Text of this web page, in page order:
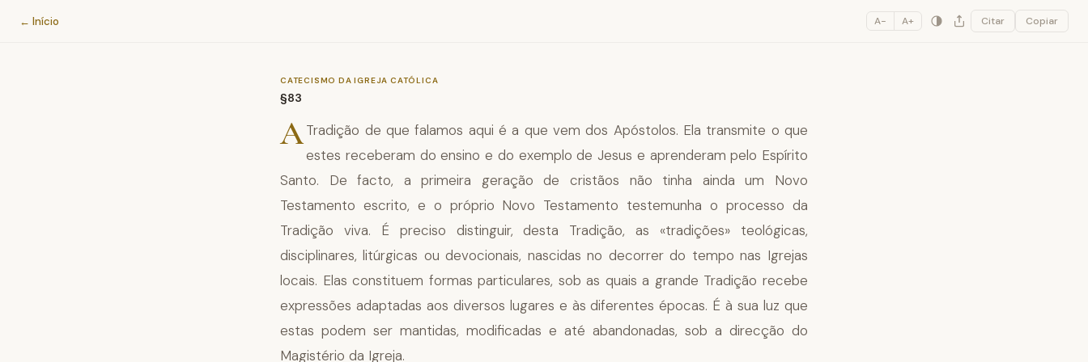
Catecismo da Igreja Católica
← Início A− A+ Citar Copiar
CATECISMO DA IGREJA CATÓLICA
§83
ATradição de que falamos aqui é a que vem dos Apóstolos. Ela transmite o que
estes receberam do ensino e do exemplo de Jesus e aprenderam pelo Espírito
Santo. De facto, a primeira geração de cristãos não tinha ainda um Novo
Testamento escrito, e o próprio Novo Testamento testemunha o processo da
Tradição viva. É preciso distinguir, desta Tradição, as «tradições» teológicas,
disciplinares, litúrgicas ou devocionais, nascidas no decorrer do tempo nas Igrejas
locais. Elas constituem formas particulares, sob as quais a grande Tradição recebe
expressões adaptadas aos diversos lugares e às diferentes épocas. É à sua luz que
estas podem ser mantidas, modificadas e até abandonadas, sob a direcção do
Magistério da Igreja.